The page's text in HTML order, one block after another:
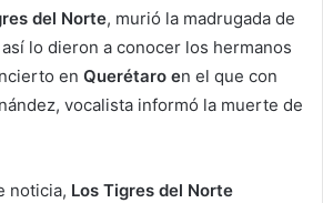
del Norte, murió la madrugada de
lo dieron a conocer los hermanos
en Querétaro en el que con
vocalista informó la muerte de
noticia, Los Tigres del Norte